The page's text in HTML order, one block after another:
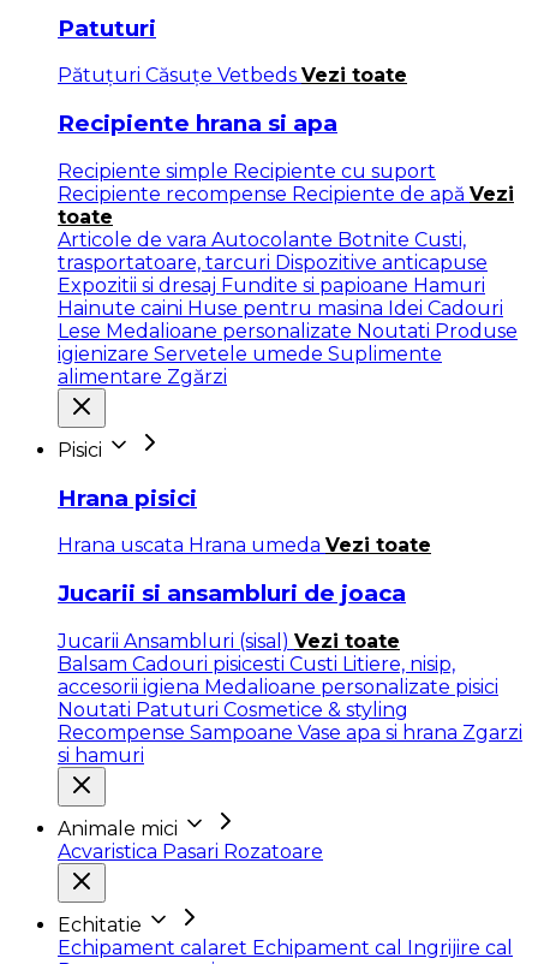
Patuturi
Pătuţuri Căsuțe Vetbeds Vezi toate
Recipiente hrana si apa
Recipiente simple Recipiente cu suport
Recipiente recompense Recipiente de apă Vezi
toate
Articole de vara Autocolante Botnite Custi,
trasportatoare, tarcuri Dispozitive anticapuse
Expozitii si dresaj Fundite si papioane Hamuri
Hainute caini Huse pentru masina Idei Cadouri
Lese Medalioane personalizate Noutati Produse
igienizare Servetele umede Suplimente
alimentare Zgărzi
Pisici
Hrana pisici
Hrana uscata Hrana umeda Vezi toate
Jucarii si ansambluri de joaca
Jucarii Ansambluri (sisal) Vezi toate
Balsam Cadouri pisicesti Custi Litiere, nisip,
accesorii igiena Medalioane personalizate pisici
Noutati Patuturi Cosmetice & styling
Recompense Sampoane Vase apa si hrana Zgarzi
si hamuri
Animale mici
Acvaristica Pasari Rozatoare
Echitatie
Echipament calaret Echipament cal Ingrijire cal